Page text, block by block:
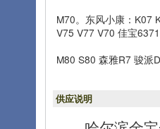
M70。东风小康：K07
V75 V77 V70 佳宝
M80 S80 森雅R7 骏派
供应说明